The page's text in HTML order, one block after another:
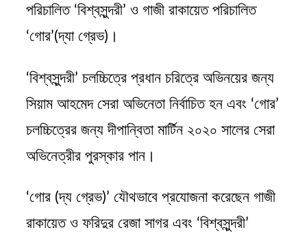
পরিচালিত ‘বিশ্বসুন্দরী’ ও গাজী রাকায়েত পরিচালিত
‘গোর’(দ্যা গ্রেভ)।
‘বিশ্বসুন্দরী’ চলচ্চিত্রে প্রধান চরিত্রে অভিনয়ের জন্য
সিয়াম আহমেদ সেরা অভিনেতা নির্বাচিত হন এবং ‘গোর’
চলচ্চিত্রের জন্য দীপান্বিতা মার্টিন ২০২০ সালের সেরা
অভিনেত্রীর পুরস্কার পান।
‘গোর (দ্য গ্রেভ)’ যৌথভাবে প্রযোজনা করেছেন গাজী
রাকায়েত ও ফরিদুর রেজা সাগর এবং ‘বিশ্বসুন্দরী’